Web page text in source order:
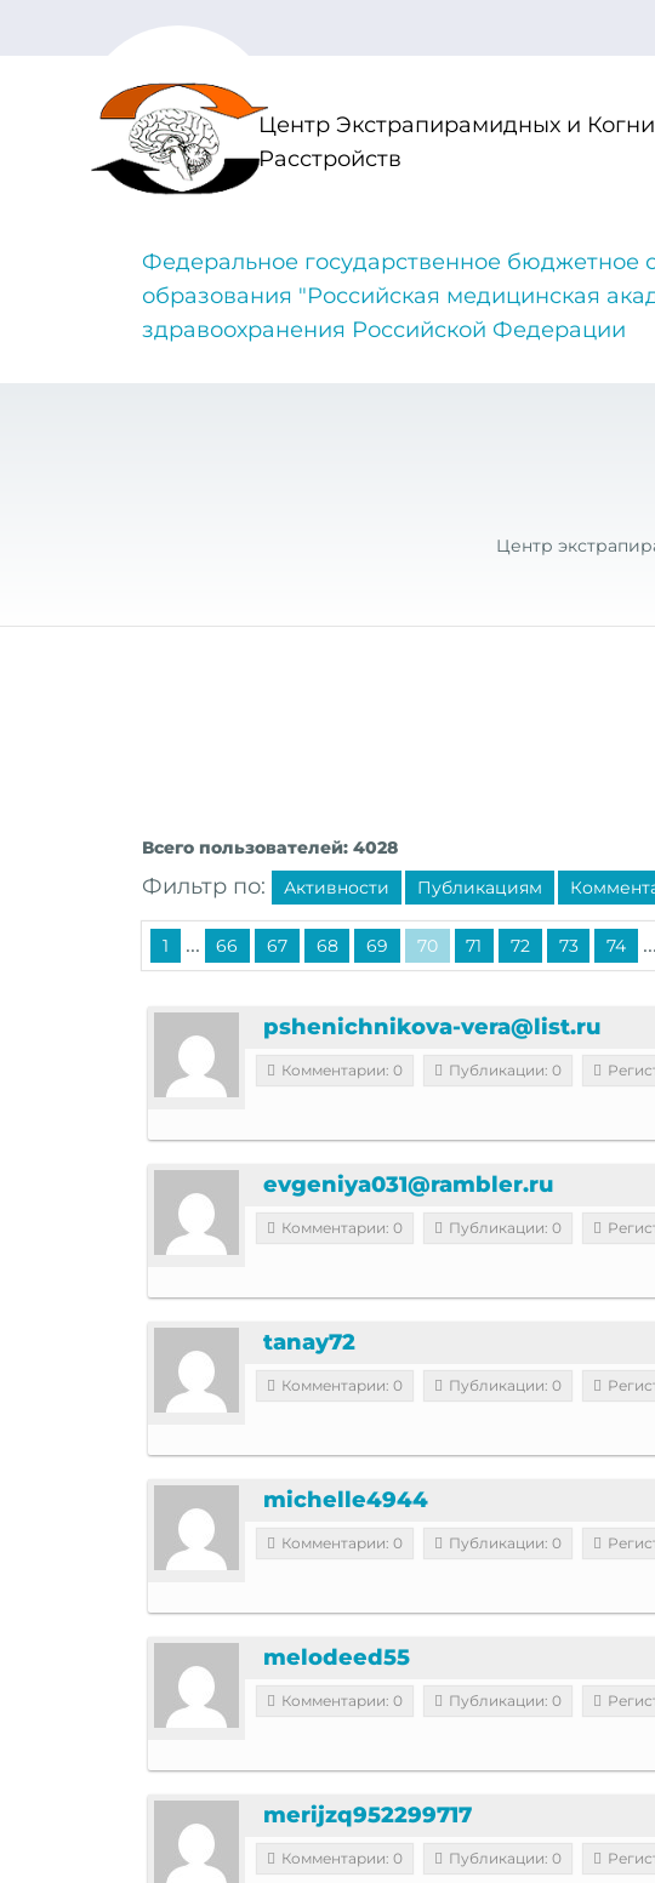
Центр Экстрапирамидных и
Расстройств
Федеральное государственное бюджетное
образования "Российская медицинская
здравоохранения Российской Федерации
Центр
Всего пользователей: 4028
Фильтр по: Активности Публикациям
1 ... 66 67 68 69 70 71 72 73 74 ...
pshenichnikova-vera@list.ru
Комментарии: 0 Публикации: 0
evgeniya031@rambler.ru
Комментарии: 0 Публикации: 0
tanay72
Комментарии: 0 Публикации: 0
michelle4944
Комментарии: 0 Публикации: 0
melodeed55
Комментарии: 0 Публикации: 0
merijzq952299717
Комментарии: 0 Публикации: 0